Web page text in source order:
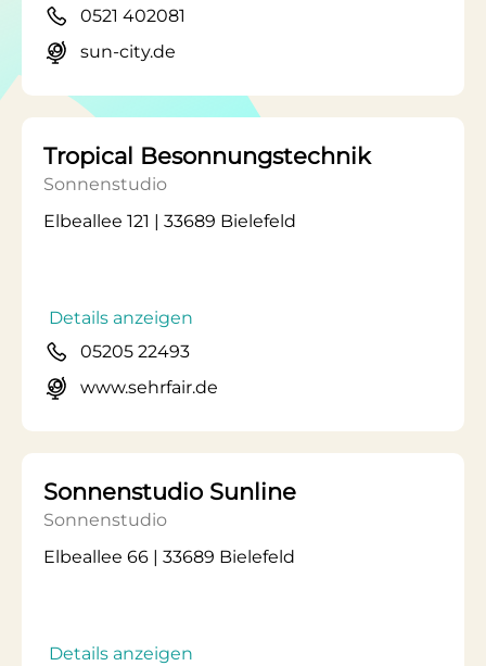
0521 402081
sun-city.de
Tropical Besonnungstechnik
Sonnenstudio
Elbeallee 121 | 33689 Bielefeld
Details anzeigen
05205 22493
www.sehrfair.de
Sonnenstudio Sunline
Sonnenstudio
Elbeallee 66 | 33689 Bielefeld
Details anzeigen